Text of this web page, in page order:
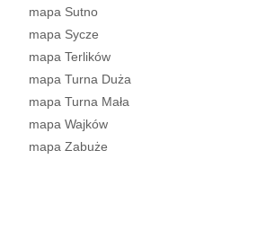
mapa Sutno
mapa Sycze
mapa Terlików
mapa Turna Duża
mapa Turna Mała
mapa Wajków
mapa Zabuże